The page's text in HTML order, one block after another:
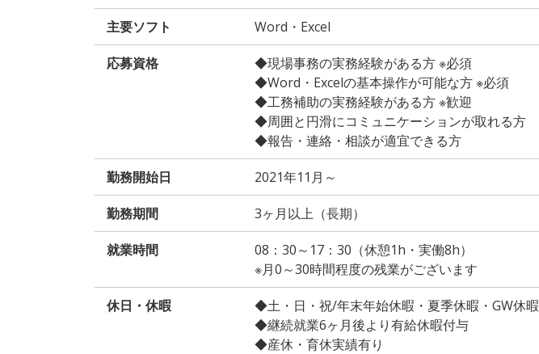
主要ソフト Word・Excel
応募資格
◆現場事務の実務経験がある方 ※必須
◆Word・Excelの基本操作が可能な方 ※必須
◆工務補助の実務経験がある方 ※歓迎
◆周囲と円滑にコミュニケーションが取れる方
◆報告・連絡・相談が適宜できる方
勤務開始日 2021年11月～
勤務期間 3ヶ月以上（長期）
就業時間
08：30～17：30（休憩1h・実働8h）
※月0～30時間程度の残業がございます
休日・休暇
◆土・日・祝/年末年始休暇・夏季休暇・GW休暇
◆継続就業6ヶ月後より有給休暇付与
◆産休・育休実績有り